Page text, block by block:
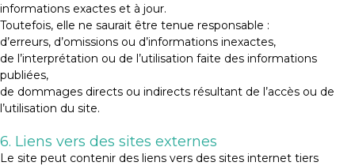
informations exactes et à jour.
Toutefois, elle ne saurait être tenue responsable :
d’erreurs, d’omissions ou d’informations inexactes,
de l’interprétation ou de l’utilisation faite des informations
publiées,
de dommages directs ou indirects résultant de l’accès ou de
l’utilisation du site.
6. Liens vers des sites externes
Le site peut contenir des liens vers des sites internet tiers